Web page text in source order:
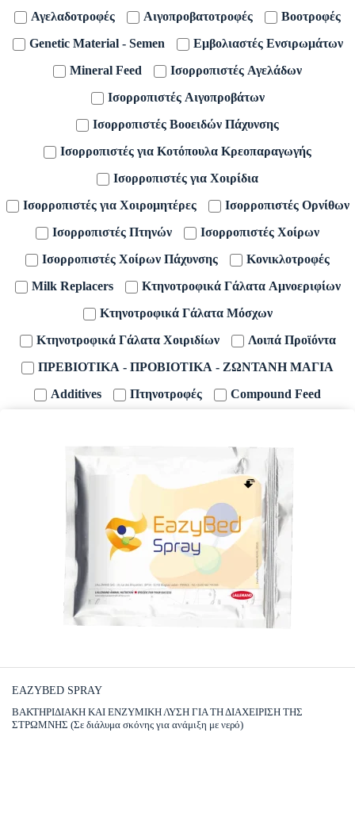
Αγελαδοτροφές Αιγοπροβατοτροφές
Βοοτροφές
Genetic Material - Semen
Εμβολιαστές Ενσιρωμάτων
Mineral Feed
Ισορροπιστές Αγελάδων
Ισορροπιστές Αιγοπροβάτων
Ισορροπιστές Βοοειδών Πάχυνσης
Ισορροπιστές για Κοτόπουλα Κρεοπαραγωγής
Ισορροπιστές για Χοιρίδια
Ισορροπιστές για Χοιρομητέρες
Ισορροπιστές Ορνίθων
Ισορροπιστές Πτηνών
Ισορροπιστές Χοίρων
Ισορροπιστές Χοίρων Πάχυνσης
Κονικλοτροφές
Milk Replacers
Κτηνοτροφικά Γάλατα Αμνοεριφίων
Κτηνοτροφικά Γάλατα Μόσχων
Κτηνοτροφικά Γάλατα Χοιριδίων
Λοιπά Προϊόντα
ΠΡΕΒΙΟΤΙΚΑ - ΠΡΟΒΙΟΤΙΚΑ - ΖΩΝΤΑΝΗ ΜΑΓΙΑ
Additives
Πτηνοτροφές Compound Feed
EAZYBED SPRAY
ΒΑΚΤΗΡΙΔΙΑΚΗ ΚΑΙ ΕΝΖΥΜΙΚΗ ΛΥΣΗ ΓΙΑ ΤΗ ΔΙΑΧΕΙΡΙΣΗ ΤΗΣ
ΣΤΡΩΜΝΗΣ (Σε διάλυμα σκόνης για ανάμιξη με νερό)